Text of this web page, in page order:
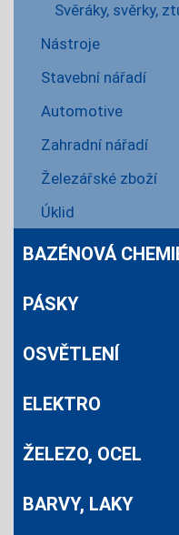
Svěráky, svěrky,
Nástroje
Stavební nářadí
Automotive
Zahradní nářadí
Železářské zboží
Úklid
BAZÉNOVÁ
PÁSKY
OSVĚTLENÍ
ELEKTRO
ŽELEZO, OCEL
BARVY, LAKY